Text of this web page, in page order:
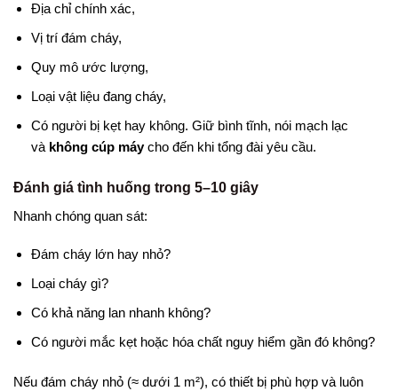
Địa chỉ chính xác,
Vị trí đám cháy,
Quy mô ước lượng,
Loại vật liệu đang cháy,
Có người bị kẹt hay không. Giữ bình tĩnh, nói mạch lạc
và không cúp máycho đến khi tổng đài yêu cầu.
Đánh giá tình huống trong 5–10 giây
Nhanh chóng quan sát:
Đám cháy lớn hay nhỏ?
Loại cháy gì?
Có khả năng lan nhanh không?
Có người mắc kẹt hoặc hóa chất nguy hiểm gần đó không?
Nếu đám cháy nhỏ (≈ dưới 1 m²), có thiết bị phù hợp và luôn